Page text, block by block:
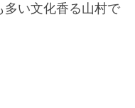
い文化香る山村で